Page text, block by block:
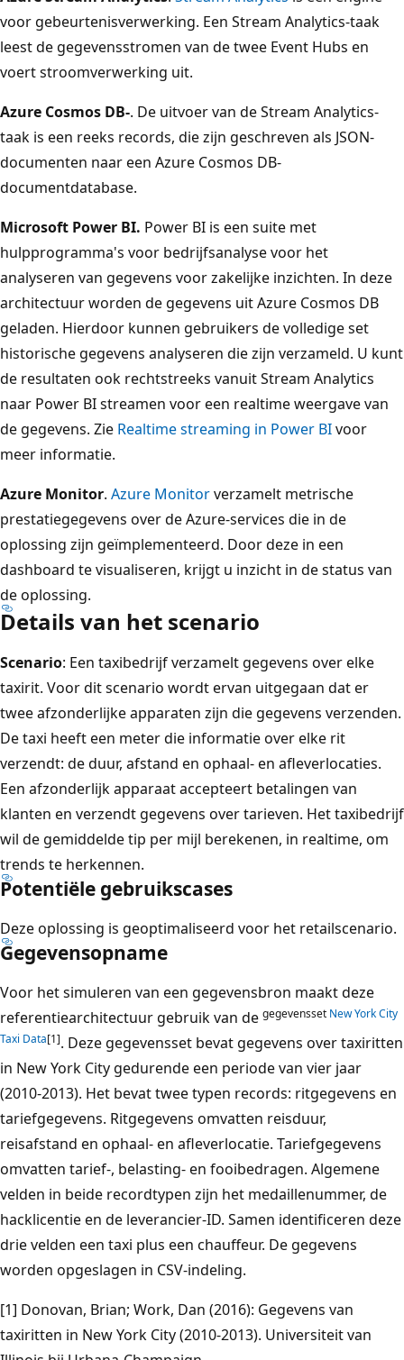
voor gebeurtenisverwerking. Een Stream Analytics-taak
leest de gegevensstromen van de twee Event Hubs en
voert stroomverwerking uit.
Azure Cosmos DB-. De uitvoer van de Stream Analytics-
taak is een reeks records, die zijn geschreven als JSON-
documenten naar een Azure Cosmos DB-
documentdatabase.
Microsoft Power BI. Power BI is een suite met
hulpprogramma's voor bedrijfsanalyse voor het
analyseren van gegevens voor zakelijke inzichten. In deze
architectuur worden de gegevens uit Azure Cosmos DB
geladen. Hierdoor kunnen gebruikers de volledige set
historische gegevens analyseren die zijn verzameld. U kunt
de resultaten ook rechtstreeks vanuit Stream Analytics
naar Power BI streamen voor een realtime weergave van
de gegevens. Zie Realtime streaming in Power BIvoor
meer informatie.
Azure Monitor. Azure Monitorverzamelt metrische
prestatiegegevens over de Azure-services die in de
oplossing zijn geïmplementeerd. Door deze in een
dashboard te visualiseren, krijgt u inzicht in de status van
de oplossing.
Details van het scenario
Scenario: Een taxibedrijf verzamelt gegevens over elke
taxirit. Voor dit scenario wordt ervan uitgegaan dat er
twee afzonderlijke apparaten zijn die gegevens verzenden.
De taxi heeft een meter die informatie over elke rit
verzendt: de duur, afstand en ophaal- en afleverlocaties.
Een afzonderlijk apparaat accepteert betalingen van
klanten en verzendt gegevens over tarieven. Het taxibedrijf
wil de gemiddelde tip per mijl berekenen, in realtime, om
trends te herkennen.
Potentiële gebruikscases
Deze oplossing is geoptimaliseerd voor het retailscenario.
Gegevensopname
Voor het simuleren van een gegevensbron maakt deze
referentiearchitectuur gebruik van de gegevensset New York City
Taxi Data[1]. Deze gegevensset bevat gegevens over taxiritten
in New York City gedurende een periode van vier jaar
(2010-2013). Het bevat twee typen records: ritgegevens en
tariefgegevens. Ritgegevens omvatten reisduur,
reisafstand en ophaal- en afleverlocatie. Tariefgegevens
omvatten tarief-, belasting- en fooibedragen. Algemene
velden in beide recordtypen zijn het medaillenummer, de
hacklicentie en de leverancier-ID. Samen identificeren deze
drie velden een taxi plus een chauffeur. De gegevens
worden opgeslagen in CSV-indeling.
[1] Donovan, Brian; Work, Dan (2016): Gegevens van
taxiritten in New York City (2010-2013). Universiteit van